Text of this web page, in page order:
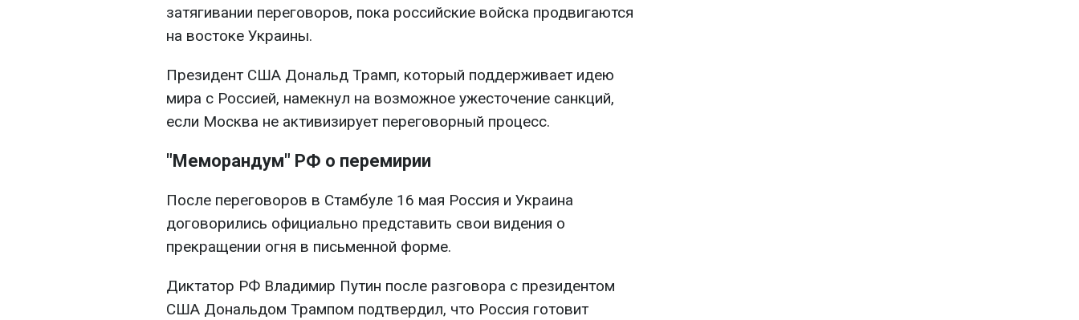
затягивании переговоров, пока российские войска продвигаются
на востоке Украины.
Президент США Дональд Трамп, который поддерживает идею
мира с Россией, намекнул на возможное ужесточение санкций,
если Москва не активизирует переговорный процесс.
"Меморандум" РФ о перемирии
После переговоров в Стамбуле 16 мая Россия и Украина
договорились официально представить свои видения о
прекращении огня в письменной форме.
Диктатор РФ Владимир Путин после разговора с президентом
США Дональдом Трампом подтвердил, что Россия готовит